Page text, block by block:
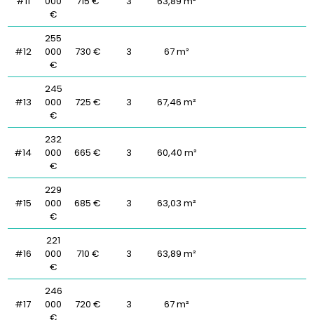
€
#12
255
000
€
730 € 3 67 m²
#13
245
000
€
725 € 3 67,46 m²
#14
232
000
€
665 € 3 60,40 m²
#15
229
000
€
685 € 3 63,03 m²
#16
221
000
€
710 € 3 63,89 m²
#17
246
000
720 € 3 67 m²